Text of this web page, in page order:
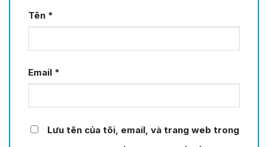
Tên *
Email *
Lưu tên của tôi, email, và trang web trong